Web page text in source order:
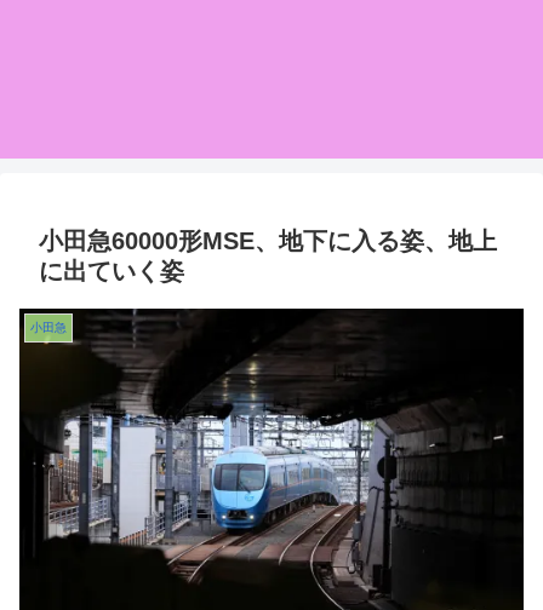
小田急60000形MSE、地下に入る姿、地上
に出ていく姿
小田急